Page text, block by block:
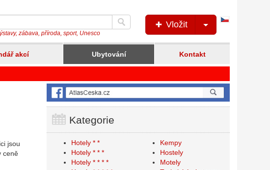
zábava, příroda, sport, Unesco
Vložit
akcí Ubytování Kontakt
jsou
ceně
Kategorie
Hotely * *
Hotely * * *
Hotely * * * *
Kempy
Hostely
Motely